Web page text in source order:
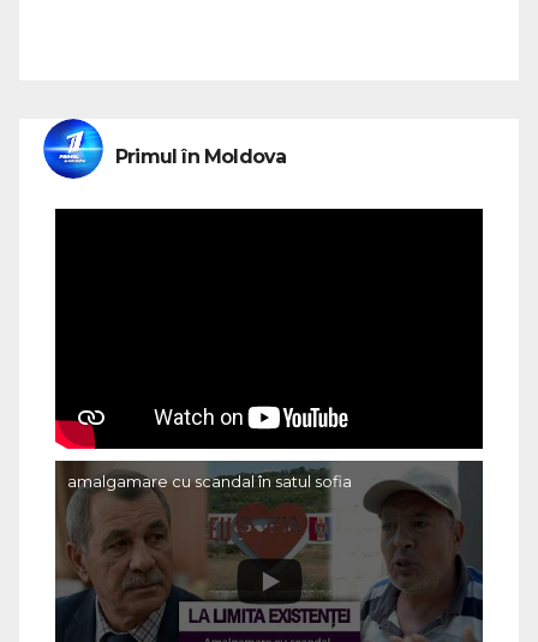
Primul în Moldova
amalgamare cu scandal în satul sofia